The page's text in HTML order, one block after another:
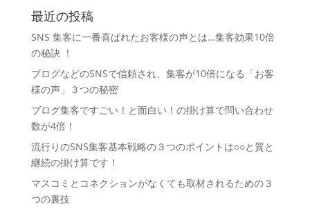
最近の投稿
SNS 集客に一番喜ばれたお客様の声とは…集客効果10倍
の秘訣 ！
ブログなどのSNSで信頼され、集客が10倍になる「お客
様の声」３つの秘密
ブログ集客ですごい！と面白い！の掛け算で問い合わせ
数が4倍！
流行りのSNS集客基本戦略の３つのポイントは○○と質と
継続の掛け算です！
マスコミとコネクションがなくても取材されるための３
つの裏技